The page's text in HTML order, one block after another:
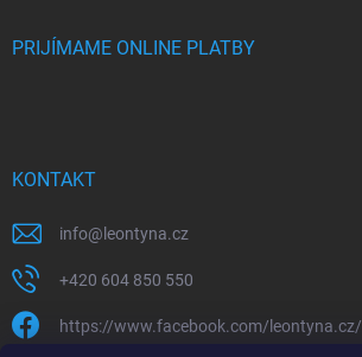
PRIJÍMAME ONLINE PLATBY
KONTAKT
info@ leontyna.cz
+420 604 850 550
https://www.facebook.com/leontyna.cz/